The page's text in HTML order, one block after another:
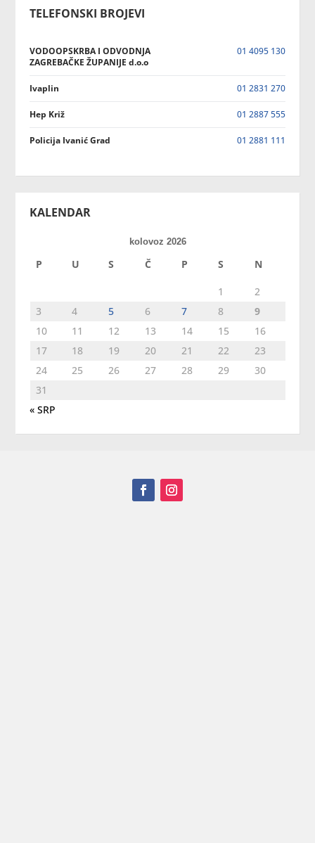
TELEFONSKI BROJEVI
VODOOPSKRBA I ODVODNJA
ZAGREBAČKE ŽUPANIJE d.o.o
01 4095 130
Ivaplin 01 2831 270
Hep Križ 01 2887 555
Policija Ivanić Grad 01 2881 111
KALENDAR
kolovoz 2026
P U S Č P S N
1
2
3
4 5 6 7 8
9
10
11 12 13 14 15
16
17
18 19 20 21 22
23
24
25 26 27 28 29
30
31
« SRP